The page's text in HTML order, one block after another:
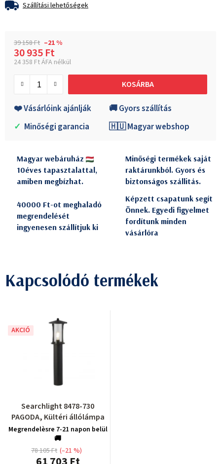
Szállítási lehetőségek
39 158 Ft –21 %
30 935 Ft
24 358 Ft ÁFA nélkül
KOSÁRBA
❤️ Vásárlóink ajánlják
🚚 Gyors szállítás
✓ Minőségi garancia 🇭🇺 Magyar webshop
Magyar webáruház
10éves tapasztalattal,
amiben megbízhat.
Minőségi termékek saját
raktárunkból. Gyors és
biztonságos szállitás.
40000 Ft-ot meghaladó
megrendelését
ingyenesen szállítjuk ki
Képzett csapatunk segít
Önnek. Egyedi figyelmet
fordítunk minden
vásárlóra
Kapcsolódó termékek
AKCIÓ
Searchlight 8478-730
PAGODA, Kültéri állólámpa
Megrendelèsre 7-21 napon belül
🚚
78 105 Ft (–21 %)